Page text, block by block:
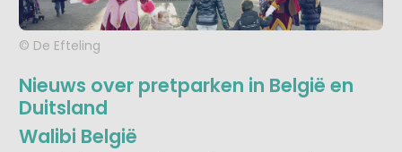
© De Efteling
Nieuws over pretparken in België en
Duitsland
Walibi België